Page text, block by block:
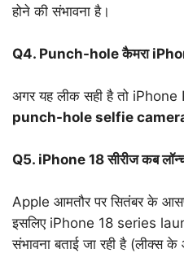
होने की संभावना है।
Q4. Punch-hole कैमरा
अगर यह लीक सही है तो iPhone
punch-hole selfie
Q5. iPhone 18 सीरीज कब लॉन्च
Apple आमतौर पर सितंबर के
इसलिए iPhone 18 series
संभावना बताई जा रही है (लीक्स के